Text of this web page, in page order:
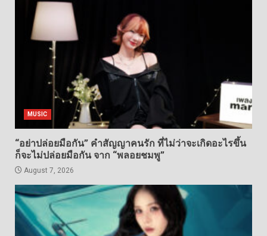
MUSIC
“อย่าปล่อยมือกัน” คำสัญญาคนรัก ที่ไม่ว่าจะเกิดอะไรขึ้น
ก็จะไม่ปล่อยมือกัน จาก “พลอยชมพู”
August 7, 2026